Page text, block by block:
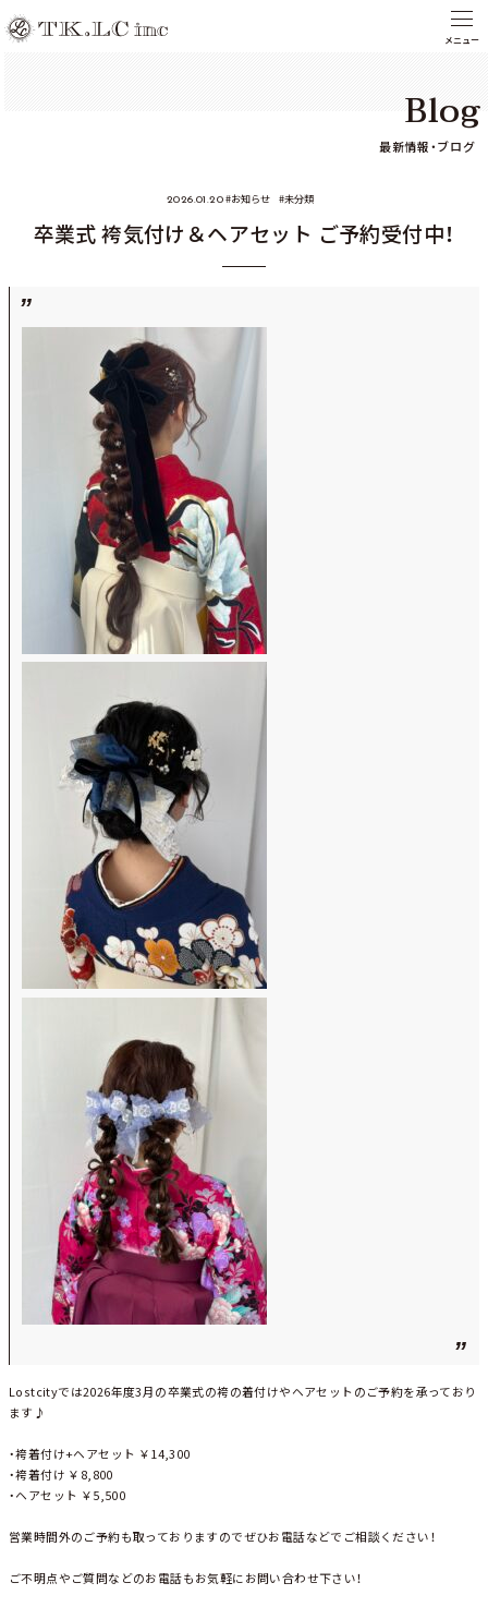
Blog
最新情報・ブログ
2026.01.20 お知らせ 未分類
卒業式 袴気付け＆ヘアセット ご予約受付中！
Lostcityでは2026年度3月の卒業式の袴の着付けやヘアセットのご予約を承っており
ます♪
・袴着付け+ヘアセット ￥14,300
・袴着付け ￥8,800
・ヘアセット ￥5,500
営業時間外のご予約も取っておりますのでぜひお電話などでご相談ください！
ご不明点やご質問などのお電話もお気軽にお問い合わせ下さい！